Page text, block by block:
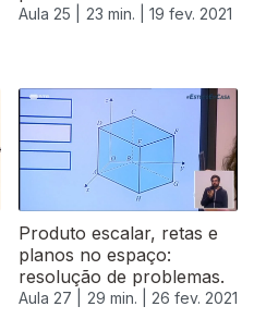
Aula 25 | 23 min. | 19 fev. 2021
Produto escalar, retas e
planos no espaço:
resolução de problemas.
Aula 27 | 29 min. | 26 fev. 2021